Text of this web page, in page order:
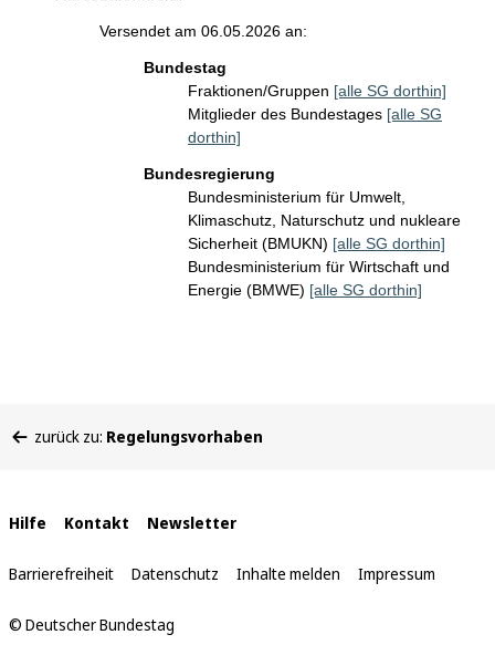
Versendet am 06.05.2026 an:
Bundestag
Fraktionen/Gruppen [alle SG dorthin]
Mitglieder des Bundestages [alle SG
dorthin]
Bundesregierung
Bundesministerium für Umwelt,
Klimaschutz, Naturschutz und nukleare
Sicherheit (BMUKN) [alle SG dorthin]
Bundesministerium für Wirtschaft und
Energie (BMWE) [alle SG dorthin]
befinden
zurück zu: Regelungsvorhaben
Interne
Links
Hilfe Kontakt Newsletter
Barrierefreiheit Datenschutz Inhalte melden Impressum
© Deutscher Bundestag